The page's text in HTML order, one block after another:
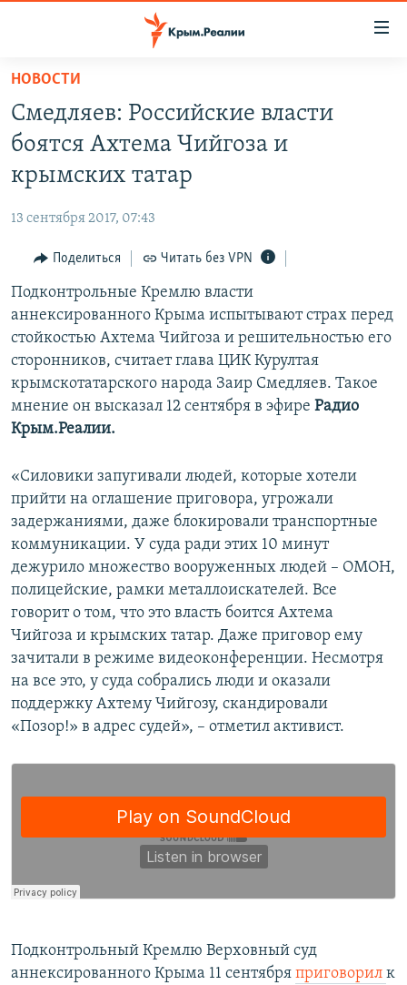
Вернуться
основному
содержанию
главной
навигации
Вернутся
поиску
СПЕЦПРОЕКТЫ
11 ЛЕТ ОККУПАЦИИ КРЫМА. 11 ИСТОРИЙ СОПРОТИВЛЕНИЯ
ЕЩЕ
ИНТЕРАКТИВ
ИНФОГРАФИКА
ТЕЛЕПРОЕКТ КРЫМ.РЕАЛИИ
СОВЕТЫ ПРАВОЗАЩИТНИКОВ
ПРОПАВШИЕ БЕЗ ВЕСТИ
ПОБЕДИТЕЛЕЙ НЕ СУДЯТ?
ELIFBE
УКРАИНСКАЯ ПРОБЛЕМА КРЫМА
РАДІО СВОБОДА
КАК ОБОЙТИ БЛОКИРОВКУ
Українською
Qırımtatar
ПРИСОЕДИНЯЙТЕСЬ!
Все сайты RFE/RL
НОВОСТИ
Смедляев: Российские власти
боятся Ахтема Чийгоза и
крымских татар
13 сентября 2017, 07:43
Поделиться Читать без VPN
Подконтрольные Кремлю власти
аннексированного Крыма испытывают страх перед
стойкостью Ахтема Чийгоза и решительностью его
сторонников, считает глава ЦИК Курултая
крымскотатарского народа Заир Смедляев. Такое
мнение он высказал 12 сентября в эфире Радио
Крым.Реалии.
«Силовики запугивали людей, которые хотели
прийти на оглашение приговора, угрожали
задержаниями, даже блокировали транспортные
коммуникации. У суда ради этих 10 минут
дежурило множество вооруженных людей – ОМОН,
полицейские, рамки металлоискателей. Все
говорит о том, что это власть боится Ахтема
Чийгоза и крымских татар. Даже приговор ему
зачитали в режиме видеоконференции. Несмотря
на все это, у суда собрались люди и оказали
поддержку Ахтему Чийгозу, скандировали
«Позор!» в адрес судей», – отметил активист.
Подконтрольный Кремлю Верховный суд
аннексированного Крыма 11 сентября приговорил к